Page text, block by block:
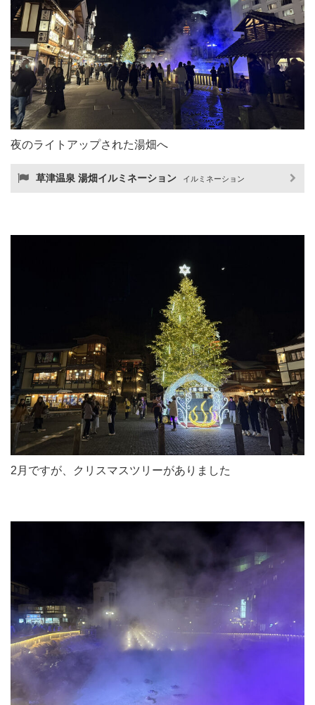
夜のライトアップされた湯畑へ
草津温泉 湯畑イルミネーション イルミネーション
2月ですが、クリスマスツリーがありました